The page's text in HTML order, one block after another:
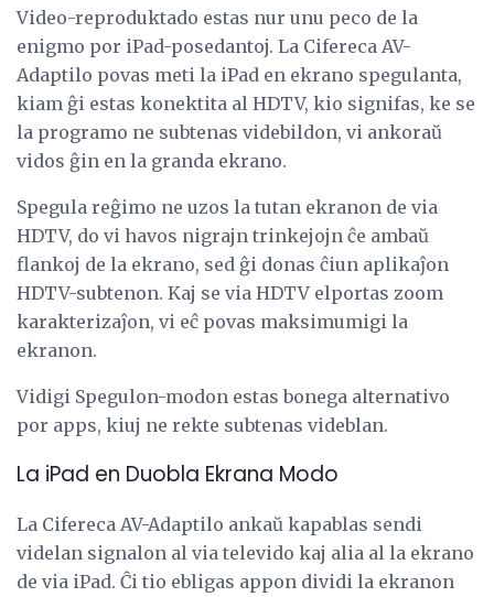
Video-reproduktado estas nur unu peco de la
enigmo por iPad-posedantoj. La Cifereca AV-
Adaptilo povas meti la iPad en ekrano spegulanta,
kiam ĝi estas konektita al HDTV, kio signifas, ke se
la programo ne subtenas videbildon, vi ankoraŭ
vidos ĝin en la granda ekrano.
Spegula reĝimo ne uzos la tutan ekranon de via
HDTV, do vi havos nigrajn trinkejojn ĉe ambaŭ
flankoj de la ekrano, sed ĝi donas ĉiun aplikaĵon
HDTV-subtenon. Kaj se via HDTV elportas zoom
karakterizaĵon, vi eĉ povas maksimumigi la
ekranon.
Vidigi Spegulon-modon estas bonega alternativo
por apps, kiuj ne rekte subtenas videblan.
La iPad en Duobla Ekrana Modo
La Cifereca AV-Adaptilo ankaŭ kapablas sendi
videlan signalon al via televido kaj alia al la ekrano
de via iPad. Ĉi tio ebligas appon dividi la ekranon